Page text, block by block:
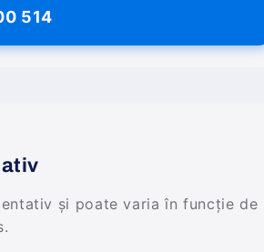
514
și poate varia în funcție de